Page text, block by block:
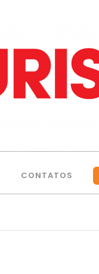
CONTATOS